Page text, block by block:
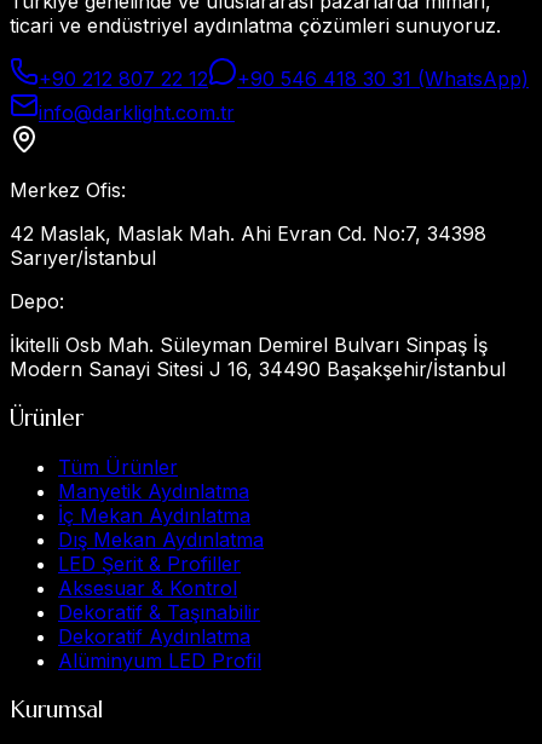
ticari ve endüstriyel aydınlatma çözümleri sunuyoruz.
+90 212 807 22 12
+90 546 418 30 31 (WhatsApp)
info@darklight.com.tr
Merkez Ofis:
42 Maslak, Maslak Mah. Ahi Evran Cd. No:7, 34398
Sarıyer/İstanbul
Depo:
İkitelli Osb Mah. Süleyman Demirel Bulvarı Sinpaş İş
Modern Sanayi Sitesi J 16, 34490 Başakşehir/İstanbul
Ürünler
Tüm Ürünler
Manyetik Aydınlatma
İç Mekan Aydınlatma
Dış Mekan Aydınlatma
LED Şerit & Profiller
Aksesuar & Kontrol
Dekoratif & Taşınabilir
Dekoratif Aydınlatma
Alüminyum LED Profil
Kurumsal